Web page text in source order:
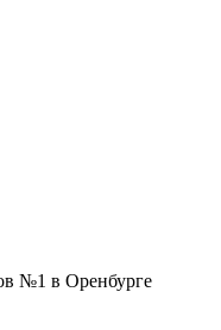
№1 в Оренбурге